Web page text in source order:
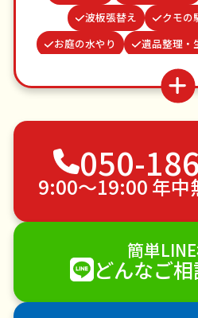
波板張替え
クモの
お庭の水やり
遺品整理・
カー
水道パッキン交換
お墓
蜂の巣駆除
不用品回収
植木の剪定
植木の伐採
ペットのお世話
エ
DIY・日曜大工
ハ
雪かき・雪下ろし
襖（ふすま）の張替え
害獣駆除
防草シート
050-
9:00〜19:00 年中
簡単
どんなご